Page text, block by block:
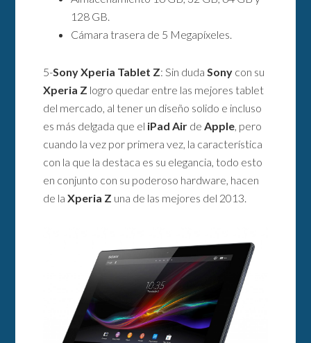
128 GB.
Cámara trasera de 5 Megapíxeles.
5-Sony Xperia Tablet Z: Sin dudaSony con su
Xperia Z logro quedar entre las mejores tablet
del mercado, al tener un diseño solido e incluso
es más delgada que el iPad Air deApple, pero
cuando la vez por primera vez, la característica
con la que la destaca es su elegancia, todo esto
en conjunto con su poderoso hardware, hacen
de laXperia Z una de las mejores del 2013.